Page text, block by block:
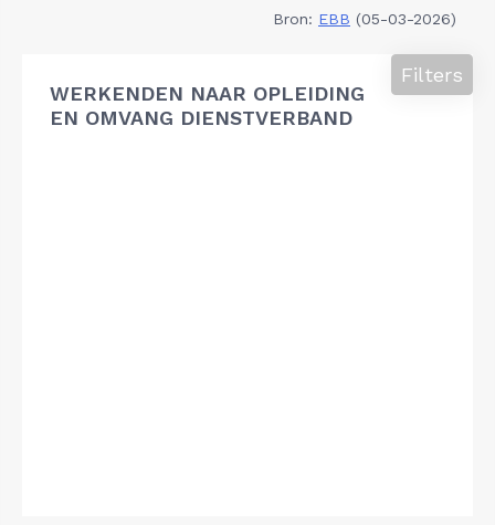
Bron: EBB (05-03-2026)
WERKENDEN NAAR OPLEIDING
EN OMVANG DIENSTVERBAND
Filters